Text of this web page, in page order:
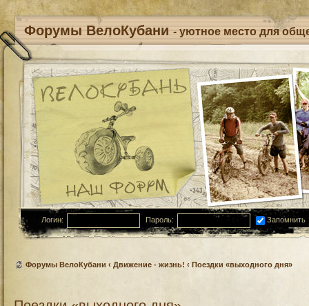
Форумы ВелоКубани - уютное место для
Логин: Пароль: Запомнить
Форумы ВелоКубани ‹ Движение - жизнь! ‹ Поездки «выходного дня»